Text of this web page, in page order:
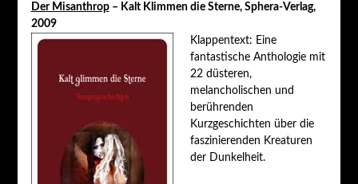
Der Misanthrop– Kalt Klimmen die Sterne, Sphera-Verlag,
2009
Klappentext: Eine
fantastische Anthologie mit
22 düsteren,
melancholischen und
berührenden
Kurzgeschichten über die
faszinierenden Kreaturen
der Dunkelheit.